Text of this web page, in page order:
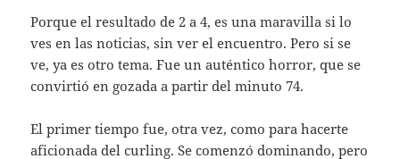
Porque el resultado de 2 a 4, es una maravilla si lo
ves en las noticias, sin ver el encuentro. Pero si se
ve, ya es otro tema. Fue un auténtico horror, que se
convirtió en gozada a partir del minuto 74.
El primer tiempo fue, otra vez, como para hacerte
aficionada del curling. Se comenzó dominando, pero